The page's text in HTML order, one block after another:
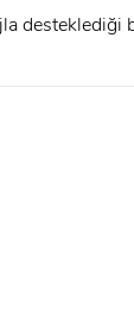
desteklediği